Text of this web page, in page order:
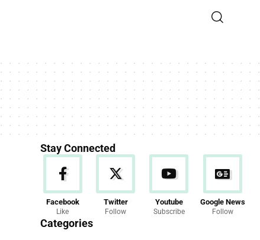
Stay Connected
Facebook
Like
Twitter
Follow
Youtube
Subscribe
Google News
Follow
Categories